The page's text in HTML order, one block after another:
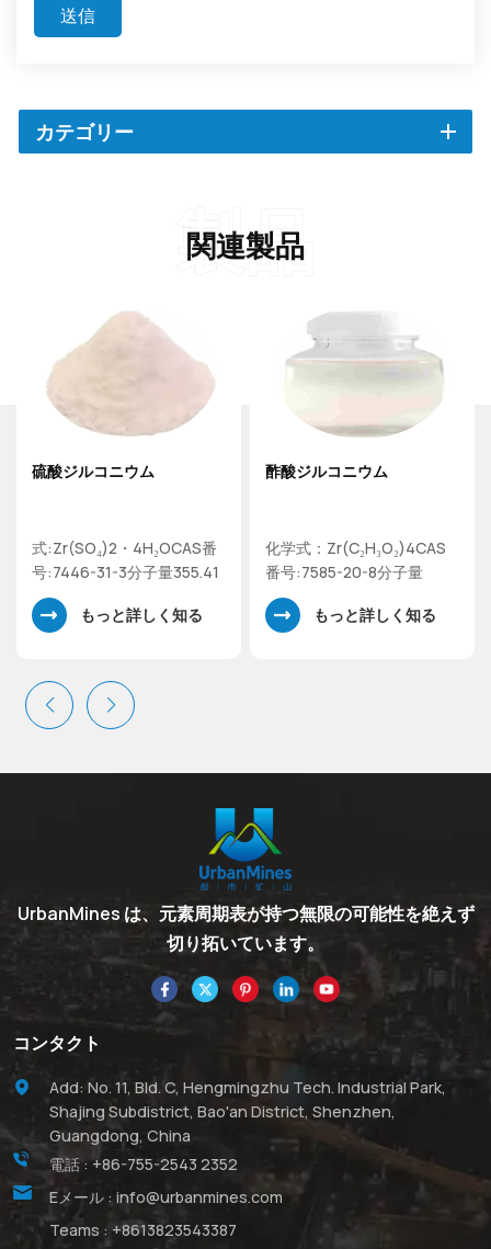
送信
カテゴリー
関連製品
製品
硫酸ジルコニウム
式:Zr(SO₄)2・4H₂OCAS番
号:7446-31-3分子量355.41
硫酸ジルコニウム(IV)四水
和物
もっと詳しく知る
酢酸ジルコニウム
化学式：Zr(C₂H₃O₂)4CAS
番号:7585-20-8分子量
327.4酢酸ジルコニウム(IV)
溶液
もっと詳しく知る
UrbanMines は、元素周期表が持つ無限の可能性を絶えず
切り拓いています。
コンタクト
Add: No. 11, Bld. C, Hengmingzhu Tech. Industrial Park,
Shajing Subdistrict, Bao'an District, Shenzhen,
Guangdong, China
電話 :+86-755-2543 2352
Eメール : info@urbanmines.com
Teams : +8613823543387